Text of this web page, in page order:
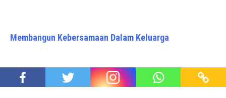
Membangun Kebersamaan Dalam Keluarga